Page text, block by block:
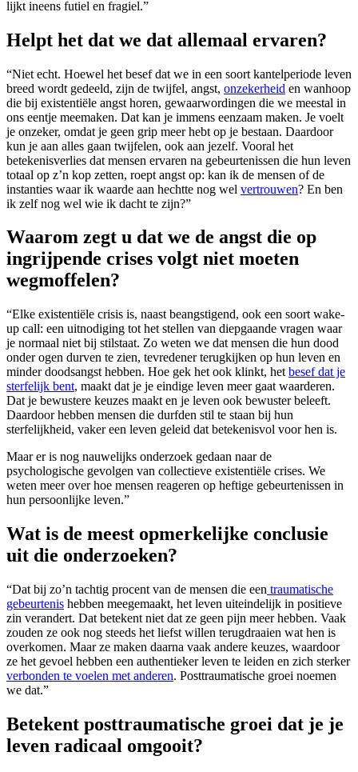
lijkt ineens futiel en fragiel.”
Helpt het dat we dat allemaal ervaren?
“Niet echt. Hoewel het besef dat we in een soort kantelperiode leven
breed wordt gedeeld, zijn de twijfel, angst, onzekerheid en wanhoop
die bij existentiële angst horen, gewaarwordingen die we meestal in
ons eentje meemaken. Dat kan je immens eenzaam maken. Je voelt
je onzeker, omdat je geen grip meer hebt op je bestaan. Daardoor
kun je aan alles gaan twijfelen, ook aan jezelf. Vooral het
betekenisverlies dat mensen ervaren na gebeurtenissen die hun leven
totaal op z’n kop zetten, roept angst op: kan ik de mensen of de
instanties waar ik waarde aan hechtte nog wel vertrouwen? En ben
ik zelf nog wel wie ik dacht te zijn?”
Waarom zegt u dat we de angst die op
ingrijpende crises volgt niet moeten
wegmoffelen?
“Elke existentiële crisis is, naast beangstigend, ook een soort wake-
up call: een uitnodiging tot het stellen van diepgaande vragen waar
je normaal niet bij stilstaat. Zo weten we dat mensen die hun dood
onder ogen durven te zien, tevredener terugkijken op hun leven en
minder doodsangst hebben. Hoe gek het ook klinkt, het besef dat je
sterfelijk bent, maakt dat je je eindige leven meer gaat waarderen.
Dat je bewustere keuzes maakt en je leven ook bewuster beleeft.
Daardoor hebben mensen die durfden stil te staan bij hun
sterfelijkheid, vaker een leven geleid dat betekenisvol voor hen is.
Maar er is nog nauwelijks onderzoek gedaan naar de
psychologische gevolgen van collectieve existentiële crises. We
weten meer over hoe mensen reageren op heftige gebeurtenissen in
hun persoonlijke leven.”
Wat is de meest opmerkelijke conclusie
uit die onderzoeken?
“Dat bij zo’n tachtig procent van de mensen die een traumatische
gebeurtenis hebben meegemaakt, het leven uiteindelijk in positieve
zin verandert. Dat betekent niet dat ze geen pijn meer hebben. Vaak
zouden ze ook nog steeds het liefst willen terugdraaien wat hen is
overkomen. Maar ze maken daarna vaak andere keuzes, waardoor
ze het gevoel hebben een authentieker leven te leiden en zich sterker
verbonden te voelen met anderen. Posttraumatische groei noemen
we dat.”
Betekent posttraumatische groei dat je je
leven radicaal omgooit?